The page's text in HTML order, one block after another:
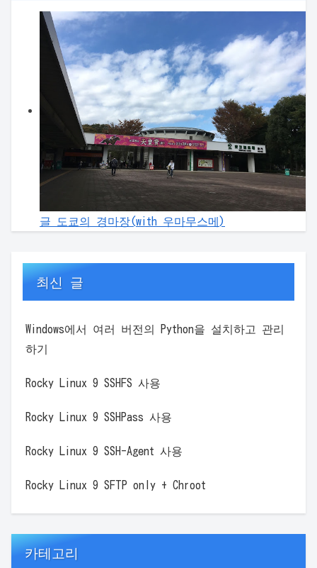
글 도쿄의 경마장(with 우마무스메)
최신 글
Windows에서 여러 버전의 Python을 설치하고 관리
하기
Rocky Linux 9 SSHFS 사용
Rocky Linux 9 SSHPass 사용
Rocky Linux 9 SSH-Agent 사용
Rocky Linux 9 SFTP only + Chroot
카테고리